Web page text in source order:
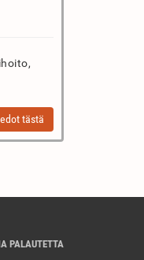
tästä
PALAUTETTA